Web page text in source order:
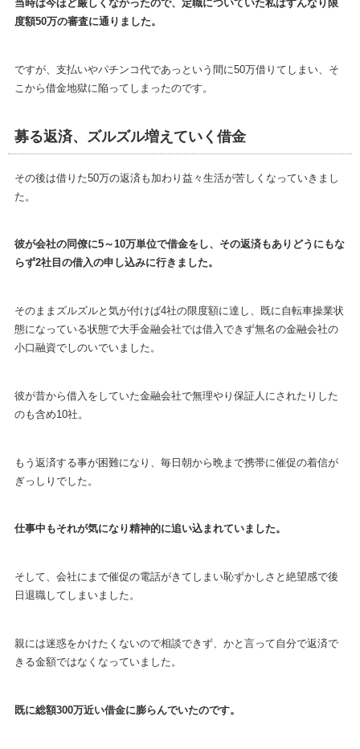
当時は今ほど厳しくなかったので、定職についていた私はすんなり限
度額50万の審査に通りました。
ですが、支払いやパチンコ代であっという間に50万借りてしまい、そ
こから借金地獄に陥ってしまったのです。
募る返済、ズルズル増えていく借金
その後は借りた50万の返済も加わり益々生活が苦しくなっていきまし
た。
彼が会社の同僚に5～10万単位で借金をし、その返済もありどうにもな
らず2社目の借入の申し込みに行きました。
そのままズルズルと気が付けば4社の限度額に達し、既に自転車操業状
態になっている状態で大手金融会社では借入できず無名の金融会社の
小口融資でしのいでいました。
彼が昔から借入をしていた金融会社で無理やり保証人にされたりした
のも含め10社。
もう返済する事が困難になり、毎日朝から晩まで携帯に催促の着信が
ぎっしりでした。
仕事中もそれが気になり精神的に追い込まれていました。
そして、会社にまで催促の電話がきてしまい恥ずかしさと絶望感で後
日退職してしまいました。
親には迷惑をかけたくないので相談できず、かと言って自分で返済で
きる金額ではなくなっていました。
既に総額300万近い借金に膨らんでいたのです。